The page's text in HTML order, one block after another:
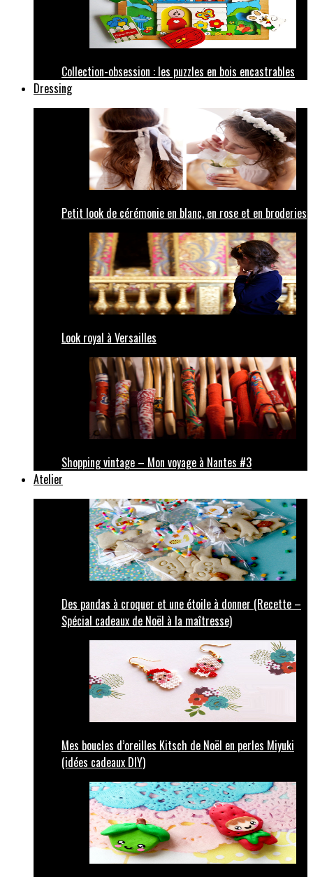
Collection-obsession : les puzzles en bois encastrables
Dressing
Petit look de cérémonie en blanc, en rose et en broderies
Look royal à Versailles
Shopping vintage – Mon voyage à Nantes #3
Atelier
Des pandas à croquer et une étoile à donner (Recette –
Spécial cadeaux de Noël à la maîtresse)
Mes boucles d’oreilles Kitsch de Noël en perles Miyuki
(idées cadeaux DIY)